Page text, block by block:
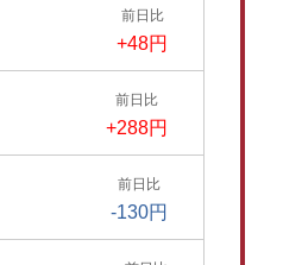
前日比
+48円
前日比
+288円
前日比
-130円